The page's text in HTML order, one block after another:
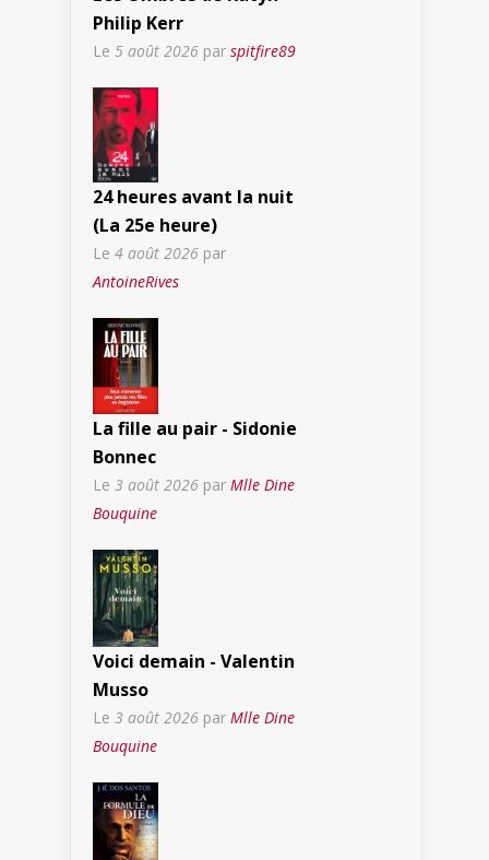
Philip Kerr
Le 5 août 2026 par spitfire89
24 heures avant la nuit
(La 25e heure)
Le 4 août 2026 par
AntoineRives
La fille au pair - Sidonie
Bonnec
Le 3 août 2026 par Mlle Dine
Bouquine
Voici demain - Valentin
Musso
Le 3 août 2026 par Mlle Dine
Bouquine